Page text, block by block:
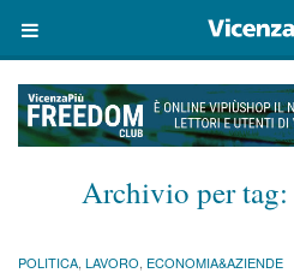
Archivio per tag:
POLITICA, LAVORO, ECONOMIA&AZIENDE